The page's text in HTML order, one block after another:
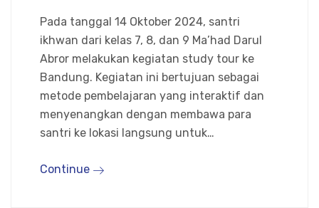
Pada tanggal 14 Oktober 2024, santri
ikhwan dari kelas 7, 8, dan 9 Ma’had Darul
Abror melakukan kegiatan study tour ke
Bandung. Kegiatan ini bertujuan sebagai
metode pembelajaran yang interaktif dan
menyenangkan dengan membawa para
santri ke lokasi langsung untuk…
Continue